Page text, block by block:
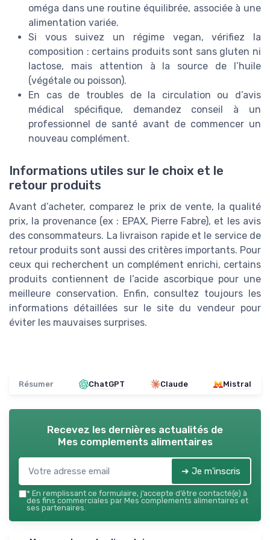
oméga dans une routine équilibrée, associée à une
alimentation variée.
Si vous suivez un régime vegan, vérifiez la
composition : certains produits sont sans gluten ni
lactose, mais attention à la source de l’huile
(végétale ou poisson).
En cas de troubles de la circulation ou d’avis
médical spécifique, demandez conseil à un
professionnel de santé avant de commencer un
nouveau complément.
Informations utiles sur le choix et le
retour produits
Avant d’acheter, comparez le prix de vente, la qualité
prix, la provenance (ex : EPAX, Pierre Fabre), et les avis
des consommateurs. La livraison rapide et le service de
retour produits sont aussi des critères importants. Pour
ceux qui recherchent un complément enrichi, certains
produits contiennent de l’acide ascorbique pour une
meilleure conservation. Enfin, consultez toujours les
informations détaillées sur le site du vendeur pour
éviter les mauvaises surprises.
Résumer ChatGPT Claude Mistral
Recevez les dernières actualités de
Mes complements alimentaires
➔ Je m'inscris
* En remplissant ce formulaire, j’accepte d’être contacté(e) à
des fins commerciales par Mes complements alimentaires et
ses partenaires.